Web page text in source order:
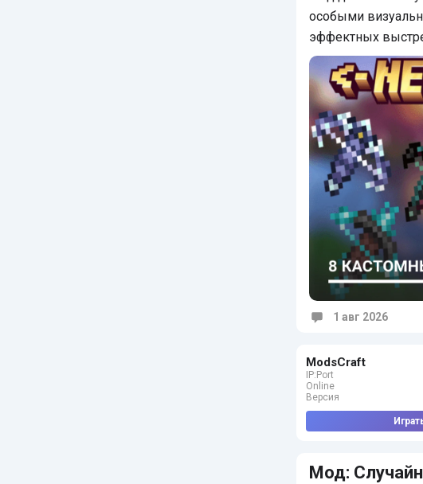
особыми
эффектных
1 авг 2026
ModsCraft
IP:Port
Online
Версия
Мод: